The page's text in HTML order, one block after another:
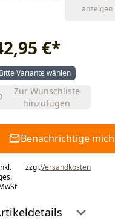
anzeigen
€*
Bitte Variante wählen
Zur Wunschliste
hinzufügen
Benachrichtige mich
zzgl.Versandkosten